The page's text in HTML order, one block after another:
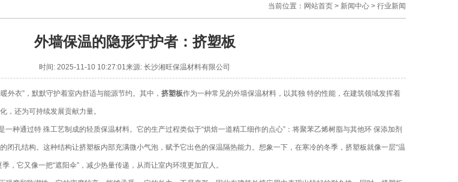
当前位置： 网站首页 > 新闻中心 > 行业新闻
外墙保温的隐形守护者：挤塑板
时间: 2025-11-10 10:27:01来源: 长沙湘旺保温材料有限公司
外衣”，默默守护着室内舒适与能源节约。其中， 挤塑板作为一种常见的外墙保温材料，以其独 特的性能，在建筑领域发挥着
，还为可持续发展贡献力量。
种通过特 殊工艺制成的轻质保温材料。它的生产过程类似于“烘焙一道精工细作的点心”：将聚苯乙烯树脂与其他环 保添加剂
闭孔结构。这种结构让挤塑板内部充满微小气泡，赋予它出色的保温隔热能力。想象一下，在寒冷的冬季，挤塑板就像一层“温
，它又像一把“遮阳伞”，减少热量传递，从而让室内环境更加宜人。